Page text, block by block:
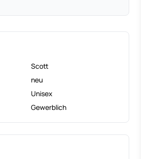
Scott
neu
Unisex
Gewerblich